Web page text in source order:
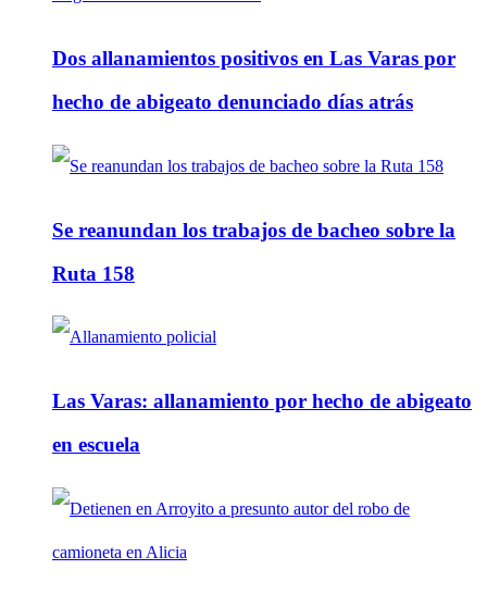
Dos allanamientos positivos en Las Varas por
hecho de abigeato denunciado días atrás
Se reanundan los trabajos de bacheo sobre la
Ruta 158
Las Varas: allanamiento por hecho de abigeato
en escuela